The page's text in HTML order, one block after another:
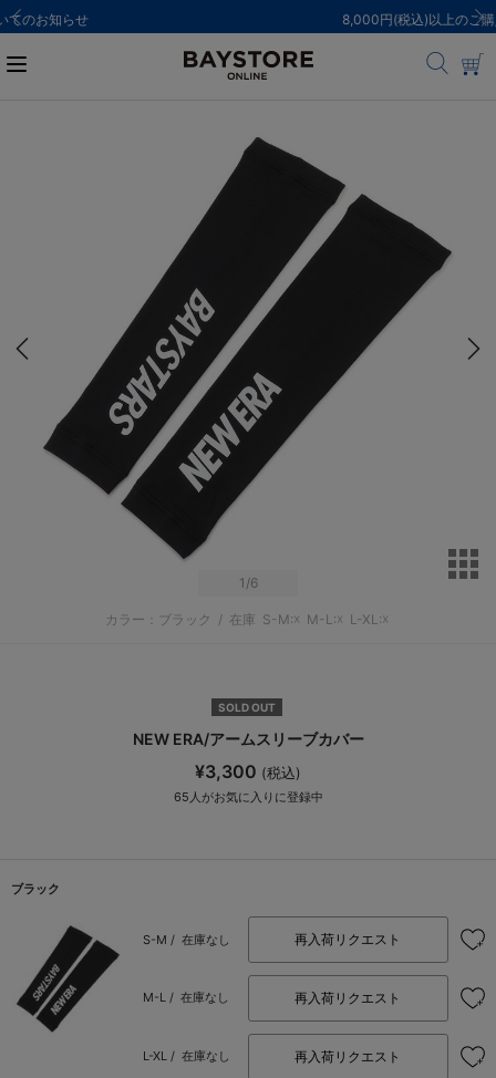
8,000円(税込)以上のご購入で送料無料
1 /6
カラー：ブラック / 在庫 S-M:☓ M-L:☓ L-XL:☓
SOLD OUT
NEW ERA/アームスリーブカバー
¥3,300 (税込)
65 人がお気に入りに登録中
ブラック
S-M / 在庫なし 再入荷リクエスト
M-L / 在庫なし 再入荷リクエスト
L-XL / 在庫なし 再入荷リクエスト